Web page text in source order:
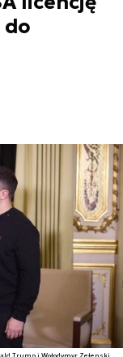
do
Trump i Wołodymyr Zełenski.